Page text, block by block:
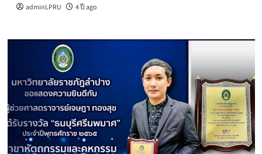
adminLPRU 4 ปี ago